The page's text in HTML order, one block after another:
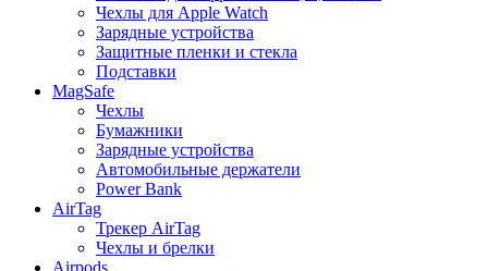
Чехлы для Apple Watch
Зарядные устройства
Защитные пленки и стекла
Подставки
MagSafe
Чехлы
Бумажники
Зарядные устройства
Автомобильные держатели
Power Bank
AirTag
Трекер AirTag
Чехлы и брелки
Airpods